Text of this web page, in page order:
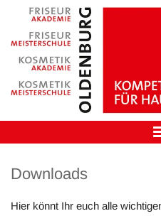
Downloads
Hier könnt Ihr euch alle